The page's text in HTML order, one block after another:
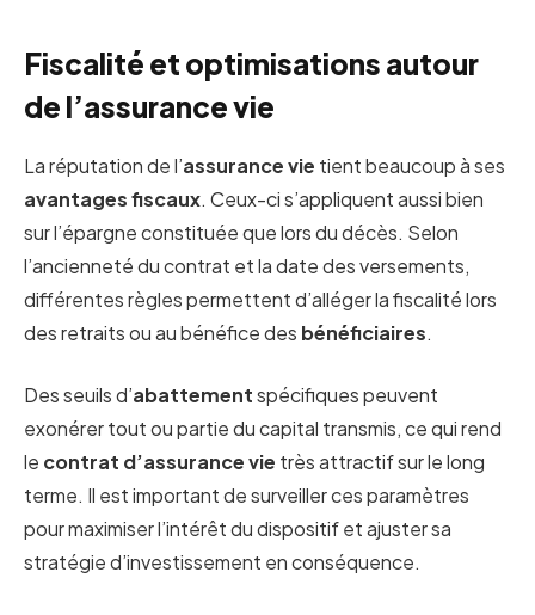
Fiscalité et optimisations autour
de l’assurance vie
La réputation de l’assurance vie tient beaucoup à ses
avantages fiscaux. Ceux-ci s’appliquent aussi bien
sur l’épargne constituée que lors du décès. Selon
l’ancienneté du contrat et la date des versements,
différentes règles permettent d’alléger la fiscalité lors
des retraits ou au bénéfice des bénéficiaires.
Des seuils d’abattementspécifiques peuvent
exonérer tout ou partie du capital transmis, ce qui rend
le contrat d’assurance vie très attractif sur le long
terme. Il est important de surveiller ces paramètres
pour maximiser l’intérêt du dispositif et ajuster sa
stratégie d’investissement en conséquence.